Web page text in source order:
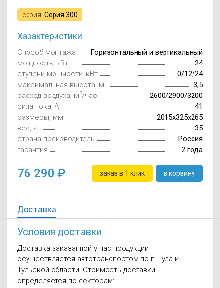
серия: Серия 300
Характеристики
Способ монтажа
Горизонтальный и вертикальный
мощность, кВт
24
ступени мощности, кВт
0/12/24
максимальная высота, м
3,5
расход воздуха, м3/час
2600/2900/3200
сила тока, А
41
размеры, мм
2015х325х265
вес, кг
35
страна производитель
Россия
гарантия
2 года
76 290 заказ в 1 клик в корзину
Доставка
Условия доставки
Доставка заказанной у нас продукции
осуществляется автотранспортом по г. Тула и
Тульской области. Стоимость доставки
определяется по секторам: